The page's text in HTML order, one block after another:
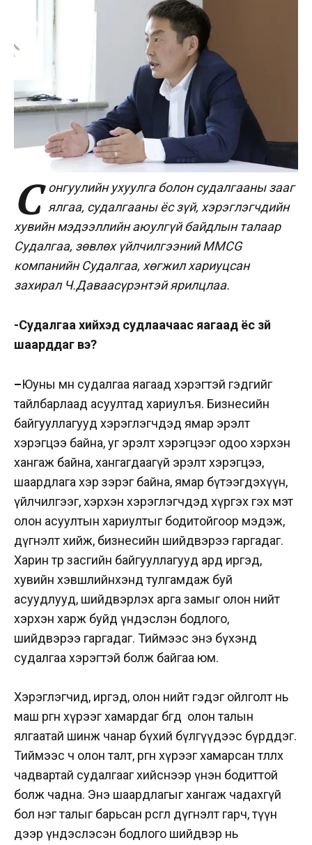
С онгуулийн ухуулга болон судалгааны зааг
ялгаа, судалгааны ёс зүй, хэрэглэгчдийн
хувийн мэдээллийн аюулгүй байдлын талаар
Судалгаа, зөвлөх үйлчилгээнийMMCG
компанийн Судалгаа, хөгжил хариуцсан
захирал Ч.Даваасүрэнтэй ярилцлаа.
-Судалгаа хийхэд судлаачаас яагаад ёс зүй
шаарддаг вэ?
–Юуны өмнө судалгаа яагаад хэрэгтэй гэдгийг
тайлбарлаад асуултад хариулъя. Бизнесийн
байгууллагууд хэрэглэгчдэд ямар эрэлт
хэрэгцээ байна, уг эрэлт хэрэгцээг одоо хэрхэн
хангаж байна, хангагдаагүй эрэлт хэрэгцээ,
шаардлага хэр зэрэг байна, ямар бүтээгдэхүүн,
үйлчилгээг, хэрхэн хэрэглэгчдэд хүргэх гэх мэт
олон асуултын хариултыг бодитойгоор мэдэж,
дүгнэлт хийж, бизнесийн шийдвэрээ гаргадаг.
Харин төр засгийн байгууллагууд ард иргэд,
хувийн хэвшлийнхэнд тулгамдаж буй
асуудлууд, шийдвэрлэх арга замыг олон нийт
хэрхэн харж буйд үндэслэн бодлого,
шийдвэрээ гаргадаг. Тиймээс энэ бүхэнд
судалгаа хэрэгтэй болж байгаа юм.
Хэрэглэгчид, иргэд, олон нийт гэдэг ойлголт нь
маш өргөн хүрээг хамардаг бөгөөд олон талын
ялгаатай шинж чанар бүхий бүлгүүдээс бүрддэг.
Тиймээс ч олон талт, өргөн хүрээг хамарсан төлөөлөх
чадвартай судалгааг хийснээр үнэн бодиттой
болж чадна. Энэ шаардлагыг хангаж чадахгүй
бол нэг талыг барьсан өрөөсгөл дүгнэлт гарч, түүн
дээр үндэслэсэн бодлого шийдвэр нь